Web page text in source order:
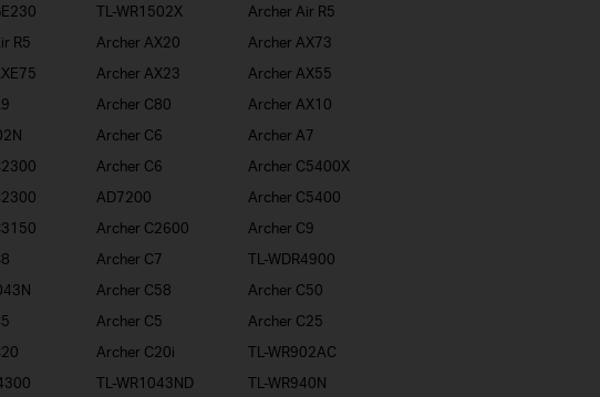
TL-WR1502X
Archer Air R5
R5 Archer AX20
Archer AX73
Archer AX23
Archer AX55
Archer C80
Archer AX10
Archer C6
Archer A7
Archer C6
Archer C5400X
AD7200
Archer C5400
Archer C2600
Archer C9
Archer C7
TL-WDR4900
Archer C58
Archer C50
Archer C5
Archer C25
Archer C20i
TL-WR902AC
TL-WR1043ND
TL-WR940N